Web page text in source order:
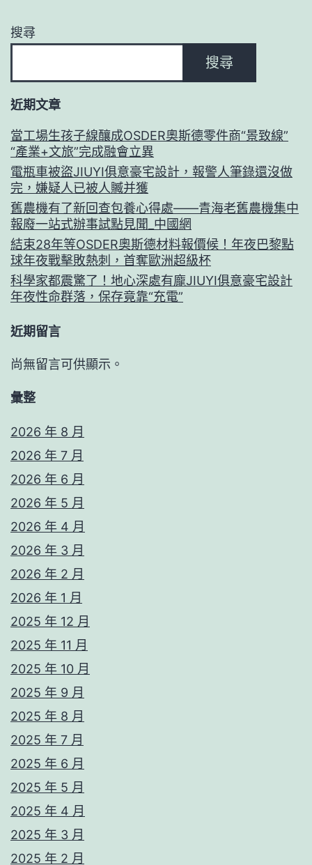
搜尋
搜尋
近期文章
當工場生孩子線釀成OSDER奧斯德零件商“景致線”
“產業+文旅”完成融會立異
電瓶車被盜JIUYI俱意豪宅設計，報警人筆錄還沒做
完，嫌疑人已被人贓并獲
舊農機有了新回查包養心得處——青海老舊農機集中
報廢一站式辦事試點見聞_中國網
結束28年等OSDER奧斯德材料報價候！年夜巴黎點
球年夜戰擊敗熱刺，首奪歐洲超級杯
科學家都震驚了！地心深處有龐JIUYI俱意豪宅設計
年夜性命群落，保存竟靠“充電”
近期留言
尚無留言可供顯示。
彙整
2026 年 8 月
2026 年 7 月
2026 年 6 月
2026 年 5 月
2026 年 4 月
2026 年 3 月
2026 年 2 月
2026 年 1 月
2025 年 12 月
2025 年 11 月
2025 年 10 月
2025 年 9 月
2025 年 8 月
2025 年 7 月
2025 年 6 月
2025 年 5 月
2025 年 4 月
2025 年 3 月
2025 年 2 月